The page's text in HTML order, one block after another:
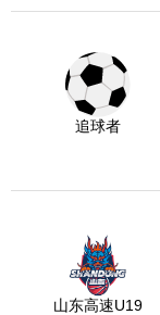
追球者
山东高速U19